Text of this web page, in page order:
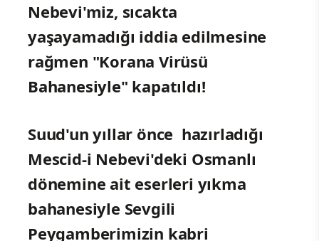
Nebevi'miz, sıcakta
yaşayamadığı iddia edilmesine
rağmen "Korana Virüsü
Bahanesiyle" kapatıldı!
Suud'un yıllar önce hazırladığı
Mescid-i Nebevi'deki Osmanlı
dönemine ait eserleri yıkma
bahanesiyle Sevgili
Peygamberimizin kabri